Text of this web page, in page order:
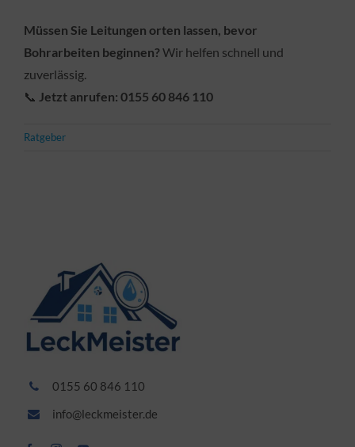
Müssen Sie Leitungen orten lassen, bevor
Bohrarbeiten beginnen? Wir helfen schnell und
zuverlässig.
📞 Jetzt anrufen: 0155 60 846 110
Ratgeber
0155 60 846 110
info@leckmeister.de